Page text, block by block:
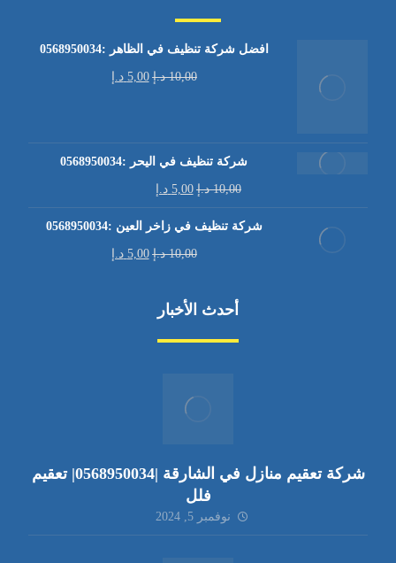
افضل شركة تنظيف في الظاهر :0568950034
10,00 د.إ 5,00 د.إ
شركة تنظيف في اليحر :0568950034
10,00 د.إ 5,00 د.إ
شركة تنظيف في زاخر العين :0568950034
10,00 د.إ 5,00 د.إ
أحدث الأخبار
شركة تعقيم منازل في الشارقة |0568950034| تعقيم
فلل
نوفمبر 5, 2024